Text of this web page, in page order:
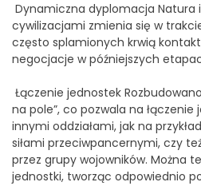
Dynamiczna dyplomacja Natura
cywilizacjami zmienia się w
często splamionych krwią
negocjacje w późniejszych
Łączenie jednostek
na pole”, co pozwala na łączenie
innymi oddziałami, jak na
siłami przeciwpancernymi, czy
przez grupy wojowników. Można
jednostki, tworząc odpowiednio